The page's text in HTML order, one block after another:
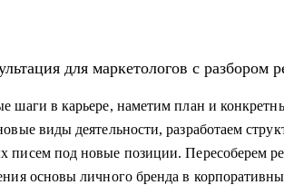
Lead или CMO.
которым нужна внешняя точка зрения.
и предпринимателям, выстраивающим
для маркетологов с разбором
шаги в карьере, наметим план и
виды деятельности, разработаем
писем под новые позиции. Пересоберем
основы личного бренда в